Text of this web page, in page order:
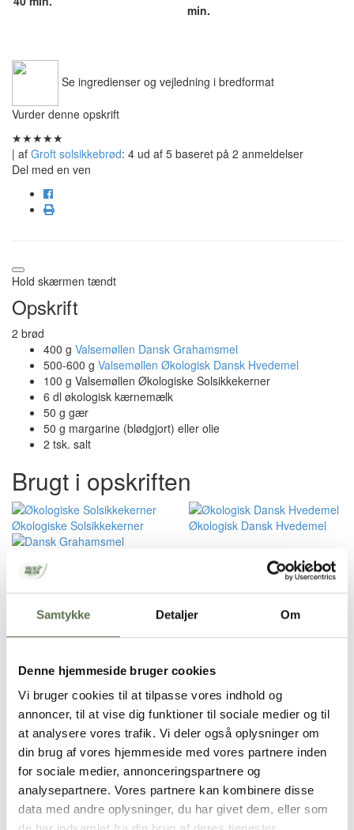
Samtykke Detaljer Om
Denne hjemmeside bruger cookies
Vi bruger cookies til at tilpasse vores indhold og
annoncer, til at vise dig funktioner til sociale medier og til
at analysere vores trafik. Vi deler også oplysninger om
din brug af vores hjemmeside med vores partnere inden
for sociale medier, annonceringspartnere og
analysepartnere. Vores partnere kan kombinere disse
data med andre oplysninger, du har givet dem, eller som
min.
Se ingredienser og vejledning i bredformat
Vurder denne opskrift
★★★★★
| af Groft solsikkebrød: 4 ud af 5 baseret på 2 anmeldelser
Del med en ven
Hold skærmen tændt
Opskrift
2 brød
400 g Valsemøllen Dansk Grahamsmel
500-600 g Valsemøllen Økologisk Dansk Hvedemel
100 g Valsemøllen Økologiske Solsikkekerner
6 dl økologisk kærnemælk
50 g gær
50 g margarine (blødgjort) eller olie
2 tsk. salt
Brugt i opskriften
Økologiske Solsikkekerner
Økologisk Dansk Hvedemel
Gæren opløses i den tempererede kærnemælk (ca. 25°C).
Alle ingredienser tilsættes, dog tilbageholdes 10% af
hvedemel tilsættes efter behov (dejen skal klæbe en smule
til hænder og bord).
Herefter slås luften ud af dejen og 2 brød formes.
ca. 30 min. ved stuetemperatur.
Brødet ridses og pensles med vand.
Bages i en forvarmet ovn i ca. 30-35 min. ved 220°C
(varmeluft = 200°C).
Pestosnegle med grøn pesto